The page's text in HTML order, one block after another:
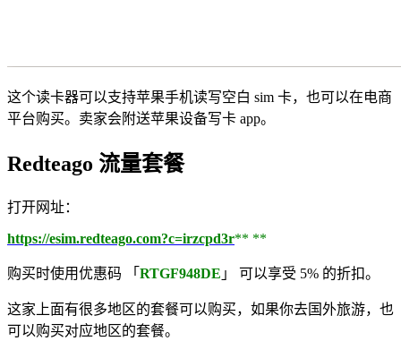
这个读卡器可以支持苹果手机读写空白 sim 卡，也可以在电商
平台购买。卖家会附送苹果设备写卡 app。
Redteago 流量套餐
打开网址：
https://esim.redteago.com?c=irzcpd3r** **
购买时使用优惠码 「 RTGF948DE 」 可以享受 5% 的折扣。
这家上面有很多地区的套餐可以购买，如果你去国外旅游，也
可以购买对应地区的套餐。